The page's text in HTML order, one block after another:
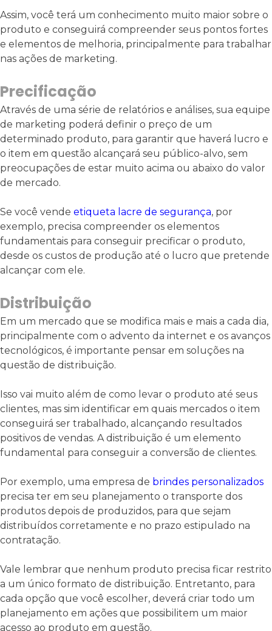
Assim, você terá um conhecimento muito maior sobre o
produto e conseguirá compreender seus pontos fortes
e elementos de melhoria, principalmente para trabalhar
nas ações de marketing.
Precificação
Através de uma série de relatórios e análises, sua equipe
de marketing poderá definir o preço de um
determinado produto, para garantir que haverá lucro e
o item em questão alcançará seu público-alvo, sem
preocupações de estar muito acima ou abaixo do valor
de mercado.
Se você vende etiqueta lacre de segurança, por
exemplo, precisa compreender os elementos
fundamentais para conseguir precificar o produto,
desde os custos de produção até o lucro que pretende
alcançar com ele.
Distribuição
Em um mercado que se modifica mais e mais a cada dia,
principalmente com o advento da internet e os avanços
tecnológicos, é importante pensar em soluções na
questão de distribuição.
Isso vai muito além de como levar o produto até seus
clientes, mas sim identificar em quais mercados o item
conseguirá ser trabalhado, alcançando resultados
positivos de vendas. A distribuição é um elemento
fundamental para conseguir a conversão de clientes.
Por exemplo, uma empresa de brindes personalizados
precisa ter em seu planejamento o transporte dos
produtos depois de produzidos, para que sejam
distribuídos corretamente e no prazo estipulado na
contratação.
Vale lembrar que nenhum produto precisa ficar restrito
a um único formato de distribuição. Entretanto, para
cada opção que você escolher, deverá criar todo um
planejamento em ações que possibilitem um maior
acesso ao produto em questão.